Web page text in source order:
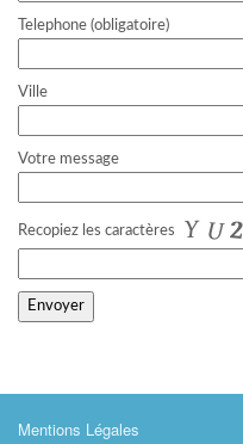
Telephone (obligatoire)
Ville
Votre message
Recopiez les caractères
Mentions Légales